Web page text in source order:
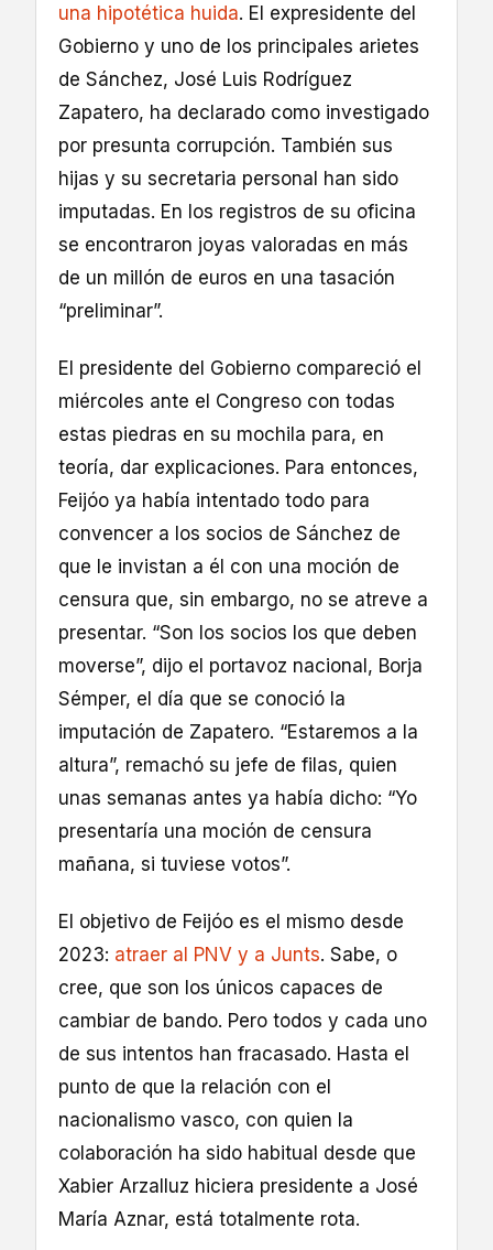
una hipotética huida. El expresidente del
Gobierno y uno de los principales arietes
de Sánchez, José Luis Rodríguez
Zapatero, ha declarado como investigado
por presunta corrupción. También sus
hijas y su secretaria personal han sido
imputadas. En los registros de su oficina
se encontraron joyas valoradas en más
de un millón de euros en una tasación
“preliminar”.
El presidente del Gobierno compareció el
miércoles ante el Congreso con todas
estas piedras en su mochila para, en
teoría, dar explicaciones. Para entonces,
Feijóo ya había intentado todo para
convencer a los socios de Sánchez de
que le invistan a él con una moción de
censura que, sin embargo, no se atreve a
presentar. “Son los socios los que deben
moverse”, dijo el portavoz nacional, Borja
Sémper, el día que se conoció la
imputación de Zapatero. “Estaremos a la
altura”, remachó su jefe de filas, quien
unas semanas antes ya había dicho: “Yo
presentaría una moción de censura
mañana, si tuviese votos”.
El objetivo de Feijóo es el mismo desde
2023: atraer al PNV y a Junts. Sabe, o
cree, que son los únicos capaces de
cambiar de bando. Pero todos y cada uno
de sus intentos han fracasado. Hasta el
punto de que la relación con el
nacionalismo vasco, con quien la
colaboración ha sido habitual desde que
Xabier Arzalluz hiciera presidente a José
María Aznar, está totalmente rota.